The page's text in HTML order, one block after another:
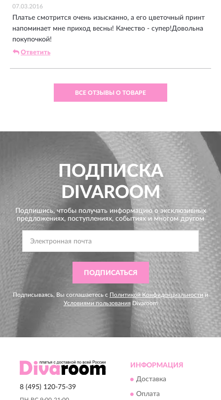
07.03.2016
Платье смотрится очень изысканно, а его цветочный принт
напоминает мне приход весны! Качество - супер!Довольна
покупочкой!
Ответить
ВСЕ ОТЗЫВЫ О ТОВАРЕ
ПОДПИСКА
DIVAROOM
Подпишись, чтобы получать информацию о эксклюзивных
предложениях, поступлениях, событиях и многом другом
ПОДПИСАТЬСЯ
Подписываясь, Вы соглашаетесь с Политикой Конфиденциальности и
Условиями пользования Divaroom
8 (495) 120-75-39
ИНФОРМАЦИЯ
Доставка
Оплата